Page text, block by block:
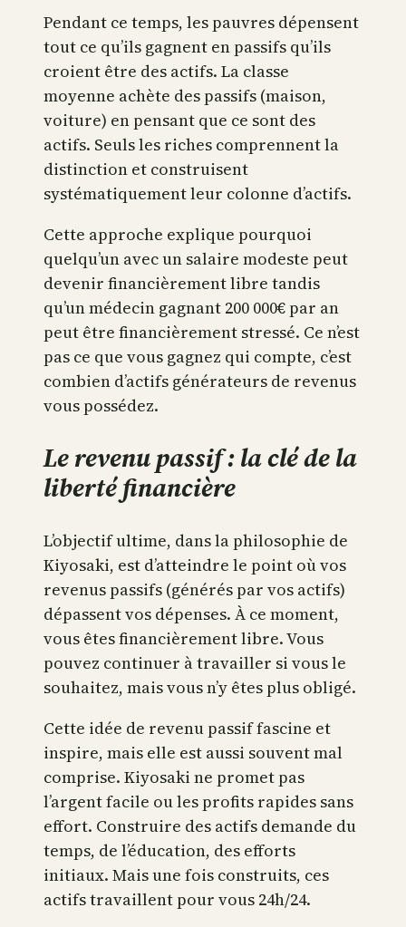
Pendant ce temps, les pauvres dépensent
tout ce qu’ils gagnent en passifs qu’ils
croient être des actifs. La classe
moyenne achète des passifs (maison,
voiture) en pensant que ce sont des
actifs. Seuls les riches comprennent la
distinction et construisent
systématiquement leur colonne d’actifs.
Cette approche explique pourquoi
quelqu’un avec un salaire modeste peut
devenir financièrement libre tandis
qu’un médecin gagnant 200 000€ par an
peut être financièrement stressé. Ce n’est
pas ce que vous gagnez qui compte, c’est
combien d’actifs générateurs de revenus
vous possédez.
Le revenu passif : la clé de la
liberté financière
L’objectif ultime, dans la philosophie de
Kiyosaki, est d’atteindre le point où vos
revenus passifs (générés par vos actifs)
dépassent vos dépenses. À ce moment,
vous êtes financièrement libre. Vous
pouvez continuer à travailler si vous le
souhaitez, mais vous n’y êtes plus obligé.
Cette idée de revenu passif fascine et
inspire, mais elle est aussi souvent mal
comprise. Kiyosaki ne promet pas
l’argent facile ou les profits rapides sans
effort. Construire des actifs demande du
temps, de l’éducation, des efforts
initiaux. Mais une fois construits, ces
actifs travaillent pour vous 24h/24.